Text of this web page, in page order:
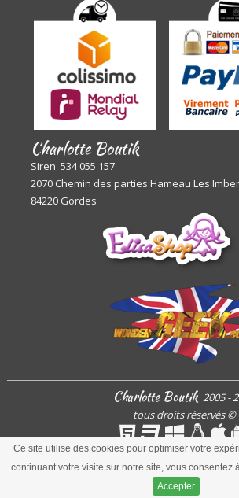
Ce site utilise des cookies pour optimiser votre
continuant votre visite sur notre site, vous consentez
Accepter
Charlotte Boutik
Siren 534 055 157
2070 Chemin des parties Hameau Les
84220 Gordes
Charlotte Boutik 2005 -
tous droits réservés©
ARToisWEB